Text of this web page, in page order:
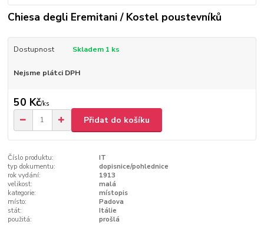
Chiesa degli Eremitani / Kostel poustevníků
Dostupnost Skladem 1 ks
Nejsme plátci DPH
50 Kč/ks
Přidat do košíku
Číslo produktu:
IT
typ dokumentu:
dopisnice/pohlednice
rok vydání:
1913
velikost:
malá
kategorie:
místopis
místo:
Padova
stát:
Itálie
použitá:
prošlá